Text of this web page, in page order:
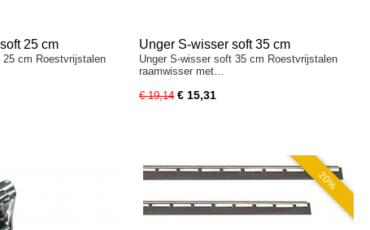
25 cm
cm Roestvrijstalen
Unger S-wisser soft 35 cm
Unger S-wisser soft 35 cm Roestvrijstalen
raamwisser met…
€ 19,14 € 15,31
20%